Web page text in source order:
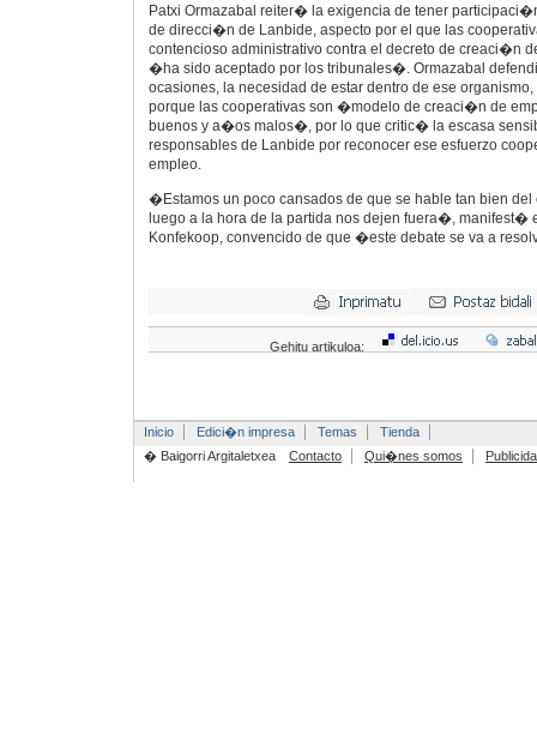
Patxi Ormazabal reiter� la exigencia de tener
de direcci�n de Lanbide, aspecto por el que las
contencioso administrativo contra el decreto de creaci�n
�ha sido aceptado por los tribunales�. Ormazabal
ocasiones, la necesidad de estar dentro de ese
porque las cooperativas son �modelo de creaci�n de
buenos y a�os malos�, por lo que critic� la escasa
responsables de Lanbide por reconocer ese esfuerzo
empleo.
�Estamos un poco cansados de que se hable tan bien del
luego a la hora de la partida nos dejen fuera�, manifest�
Konfekoop, convencido de que �este debate se va a
Gehitu artikuloa:
Inicio Edici�n impresa Temas
Tienda
� Baigorri Argitaletxea
Contacto Qui�nes somos